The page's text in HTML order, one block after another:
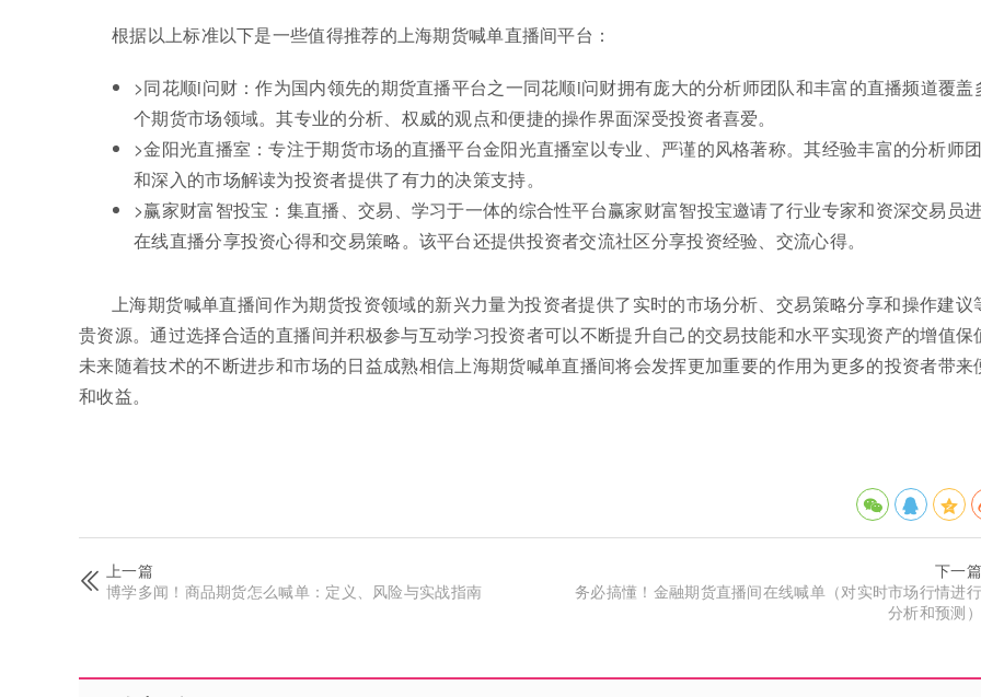
根据以上标准以下是一些值得推荐的上海期货喊单直播间平台：
>同花顺i问财：作为国内领先的期货直播平台之一同花顺i问财拥有庞大的分析师团队和丰富的直播频道覆盖
个期货市场领域。其专业的分析、权威的观点和便捷的操作界面深受投资者喜爱。
>金阳光直播室：专注于期货市场的直播平台金阳光直播室以专业、严谨的风格著称。其经验丰富的分析师
和深入的市场解读为投资者提供了有力的决策支持。
>赢家财富智投宝：集直播、交易、学习于一体的综合性平台赢家财富智投宝邀请了行业专家和资深交易员
在线直播分享投资心得和交易策略。该平台还提供投资者交流社区分享投资经验、交流心得。
上海期货喊单直播间作为期货投资领域的新兴力量为投资者提供了实时的市场分析、交易策略分享和操作建议
贵资源。通过选择合适的直播间并积极参与互动学习投资者可以不断提升自己的交易技能和水平实现资产的增值保
未来随着技术的不断进步和市场的日益成熟相信上海期货喊单直播间将会发挥更加重要的作用为更多的投资者带来
和收益。
上一篇
博学多闻！商品期货怎么喊单：定义、风险与实战指南
下一篇
务必搞懂！金融期货直播间在线喊单（对实时市场行情进行
分析和预测）